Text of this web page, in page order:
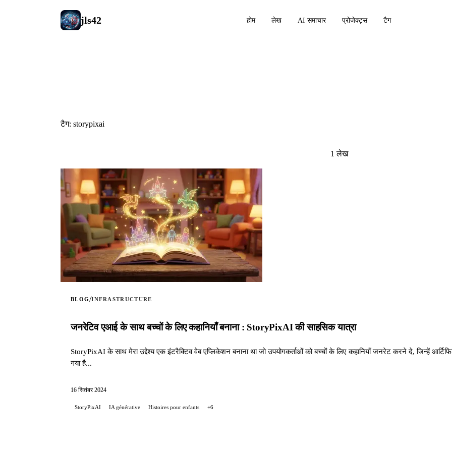
jls42 होम लेख AI समाचार प्रोजेक्ट्स टैग
टैग: storypixai
1 लेख
BLOG/INFRASTRUCTURE
जनरेटिव एआई के साथ बच्चों के लिए कहानियाँ बनाना : StoryPixAI की साहसिक यात्रा
StoryPixAI के साथ मेरा उद्देश्य एक इंटरैक्टिव वेब एप्लिकेशन बनाना था जो उपयोगकर्ताओं को बच्चों के लिए कहानियाँ जनरेट करने दे, जिन्हें
गया है...
16 सितंबर 2024
StoryPixAI IA générative Histoires pour enfants +6